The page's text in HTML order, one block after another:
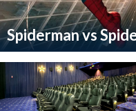
Spiderman vs